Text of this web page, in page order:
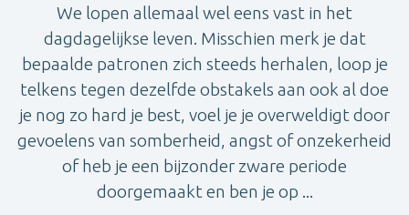
We lopen allemaal wel eens vast in het
dagdagelijkse leven. Misschien merk je dat
bepaalde patronen zich steeds herhalen, loop je
telkens tegen dezelfde obstakels aan ook al doe
je nog zo hard je best, voel je je overweldigt door
gevoelens van somberheid, angst of onzekerheid
of heb je een bijzonder zware periode
doorgemaakt en ben je op ...